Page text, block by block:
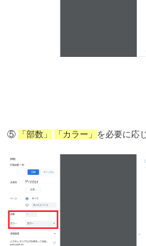
⑤ 「部数」 「カラー」 を必要に応